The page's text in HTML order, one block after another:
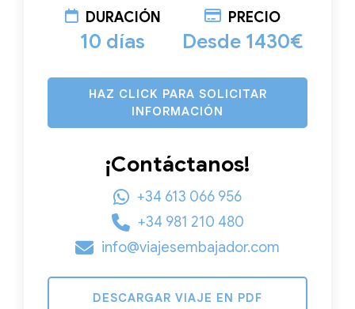
DURACIÓN
10 días
PRECIO
Desde 1430€
HAZ CLICK PARA SOLICITAR
INFORMACIÓN
¡Contáctanos!
+34 613 066 956
+34 981 210 480
info@viajesembajador.com
DESCARGAR VIAJE EN PDF